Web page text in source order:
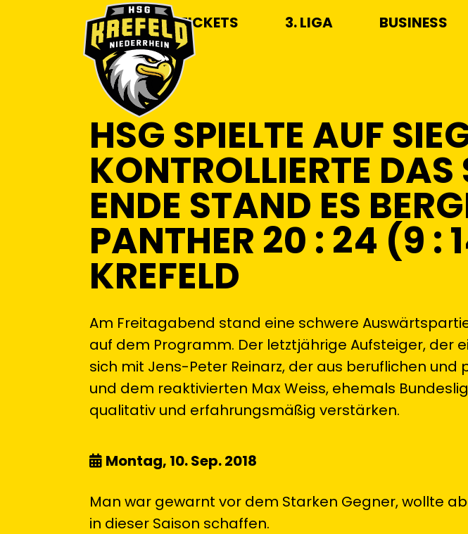
TICKETS 3. LIGA BUSINESS
HSG SPIELTE AUF
KONTROLLIERTE
ENDE STAND ES
PANTHER 20 : 24 (9 :
KREFELD
Am Freitagabend stand eine schwere
auf dem Programm. Der letztjährige Aufsteiger, der
sich mit Jens-Peter Reinarz, der aus beruflichen
und dem reaktivierten Max Weiss, ehemals
qualitativ und erfahrungsmäßig verstärken.
Montag, 10. Sep. 2018
Man war gewarnt vor dem Starken Gegner, wollte
in dieser Saison schaffen.